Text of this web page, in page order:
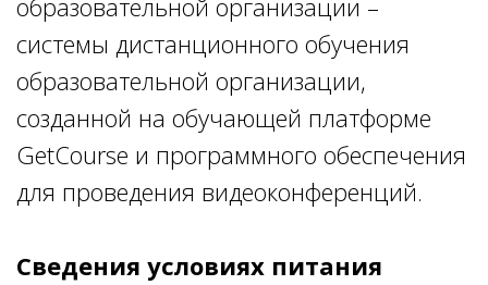
образовательной организации –
системы дистанционного обучения
образовательной организации,
созданной на обучающей платформе
GetСourse и программного обеспечения
для проведения видеоконференций.
Сведения условиях питания